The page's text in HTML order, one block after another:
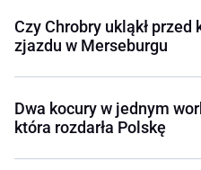
Czy Chrobry ukląkł
zjazdu w Merseburgu
Dwa kocury w jednym
która rozdarła Polskę